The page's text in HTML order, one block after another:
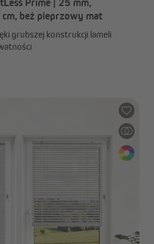
Prime | 25 mm,
beż pieprzowy mat
grubszej konstrukcji lameli